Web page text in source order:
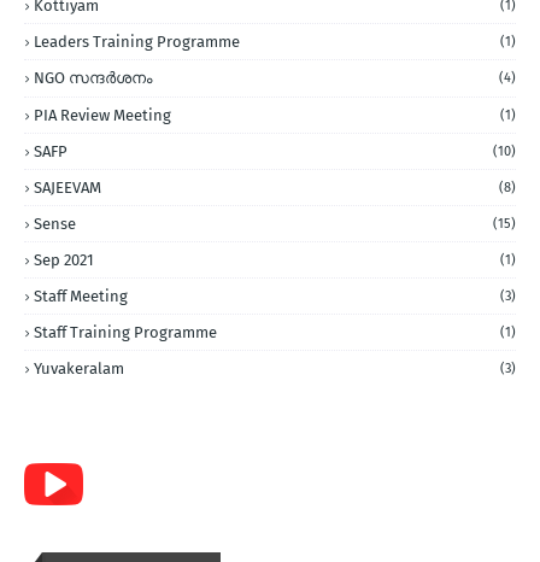
Kottiyam (1)
Leaders Training Programme (1)
NGO സന്ദര്‍ശനം (4)
PIA Review Meeting (1)
SAFP (10)
SAJEEVAM (8)
Sense (15)
Sep 2021 (1)
Staff Meeting (3)
Staff Training Programme (1)
Yuvakeralam (3)